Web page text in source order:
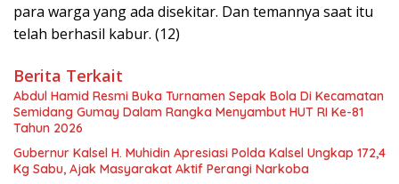
para warga yang ada disekitar. Dan temannya saat itu
telah berhasil kabur. (12)
Berita Terkait
Abdul Hamid Resmi Buka Turnamen Sepak Bola Di Kecamatan
Semidang Gumay Dalam Rangka Menyambut HUT RI Ke-81
Tahun 2026
Gubernur Kalsel H. Muhidin Apresiasi Polda Kalsel Ungkap 172,4
Kg Sabu, Ajak Masyarakat Aktif Perangi Narkoba